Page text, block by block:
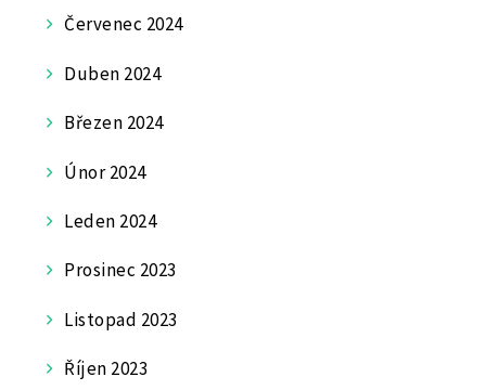
Červenec 2024
Duben 2024
Březen 2024
Únor 2024
Leden 2024
Prosinec 2023
Listopad 2023
Říjen 2023